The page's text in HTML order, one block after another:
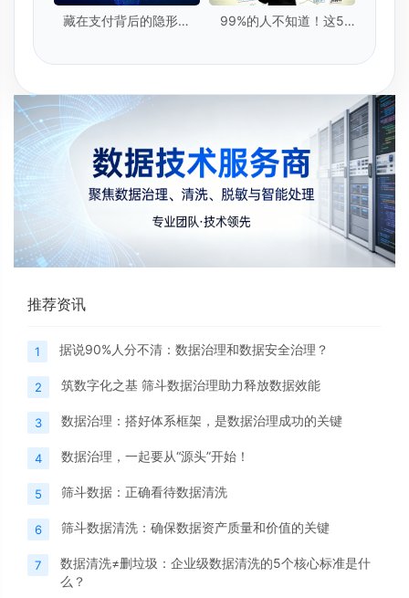
藏在支付背后的隐形卫
99%的人不知道！这5
推荐资讯
1 据说90%人分不清：数据治理和数据安全治理？
2 筑数字化之基 筛斗数据治理助力释放数据效能
3 数据治理：搭好体系框架，是数据治理成功的关键
4 数据治理，一起要从“源头”开始！
5 筛斗数据：正确看待数据清洗
6 筛斗数据清洗：确保数据资产质量和价值的关键
7
数据清洗≠删垃圾：企业级数据清洗的5个核心标准是什
么？